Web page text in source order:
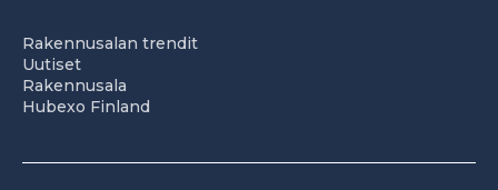
Rakennusalan trendit
Uutiset
Rakennusala
Hubexo Finland